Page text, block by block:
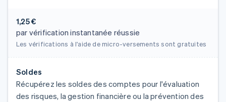
1,25 €
par vérification instantanée réussie
Les vérifications à l'aide de micro-versements sont gratuites
Soldes
Récupérez les soldes des comptes pour l'évaluation
des risques, la gestion financière ou la prévention des